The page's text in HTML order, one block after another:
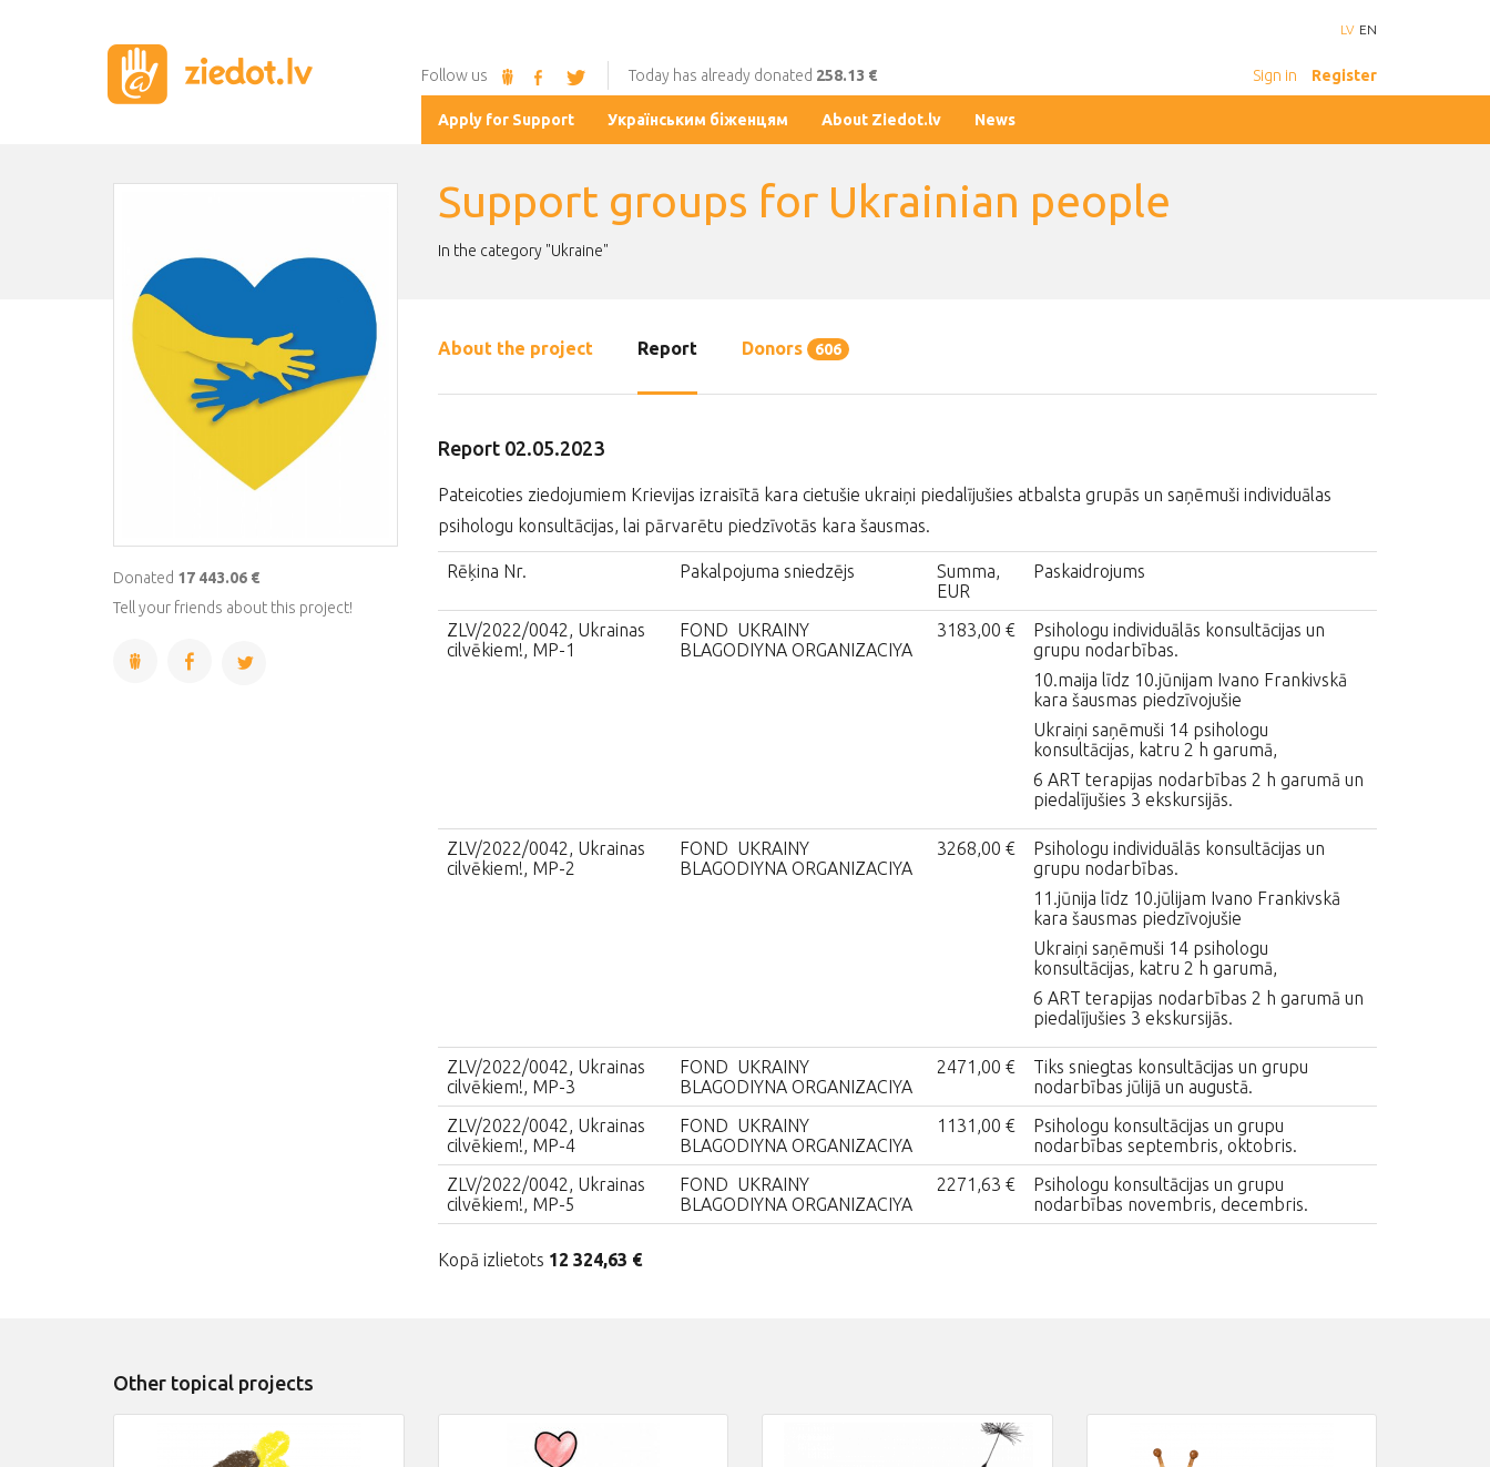
LV EN
Follow us Today has already donated 258.13 € Sign in Register
Apply for Support Українським біженцям About Ziedot.lv News
Support groups for Ukrainian people
In the category "Ukraine"
Donated 17 443.06 €
Tell your friends about this project!
About the project Report Donors 606
Report 02.05.2023
Pateicoties ziedojumiem Krievijas izraisītā kara cietušie ukraiņi piedalījušies atbalsta grupās un saņēmuši individuālas
psihologu konsultācijas, lai pārvarētu piedzīvotās kara šausmas.
Rēķina Nr. Pakalpojuma sniedzējs
Summa,
EUR
Paskaidrojums
ZLV/2022/0042, Ukrainas
cilvēkiem!, MP-1
FOND UKRAINY
BLAGODIYNA ORGANIZACIYA
3183,00 €
Psihologu individuālās konsultācijas un
grupu nodarbības.
10.maija līdz 10.jūnijam Ivano Frankivskā
kara šausmas piedzīvojušie
Ukraiņi saņēmuši 14 psihologu
konsultācijas, katru 2 h garumā,
6 ART terapijas nodarbības 2 h garumā un
piedalījušies 3 ekskursijās.
ZLV/2022/0042, Ukrainas
cilvēkiem!, MP-2
FOND UKRAINY
BLAGODIYNA ORGANIZACIYA
3268,00 €
Psihologu individuālās konsultācijas un
grupu nodarbības.
11.jūnija līdz 10.jūlijam Ivano Frankivskā
kara šausmas piedzīvojušie
Ukraiņi saņēmuši 14 psihologu
konsultācijas, katru 2 h garumā,
6 ART terapijas nodarbības 2 h garumā un
piedalījušies 3 ekskursijās.
ZLV/2022/0042, Ukrainas
cilvēkiem!, MP-3
FOND UKRAINY
BLAGODIYNA ORGANIZACIYA
2471,00 €
Tiks sniegtas konsultācijas un grupu
nodarbības jūlijā un augustā.
ZLV/2022/0042, Ukrainas
cilvēkiem!, MP-4
FOND UKRAINY
BLAGODIYNA ORGANIZACIYA
1131,00 €
Psihologu konsultācijas un grupu
nodarbības septembris, oktobris.
ZLV/2022/0042, Ukrainas
cilvēkiem!, MP-5
FOND UKRAINY
BLAGODIYNA ORGANIZACIYA
2271,63 €
Psihologu konsultācijas un grupu
nodarbības novembris, decembris.
Kopā izlietots 12 324,63 €
Other topical projects